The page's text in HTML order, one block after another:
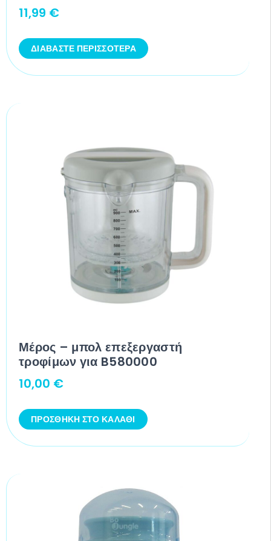
11,99 €
ΔΙΑΒΆΣΤΕ ΠΕΡΙΣΣΌΤΕΡΑ
Μέρος – μπολ επεξεργαστή
τροφίμων για B580000
10,00 €
ΠΡΟΣΘΉΚΗ ΣΤΟ ΚΑΛΆΘΙ